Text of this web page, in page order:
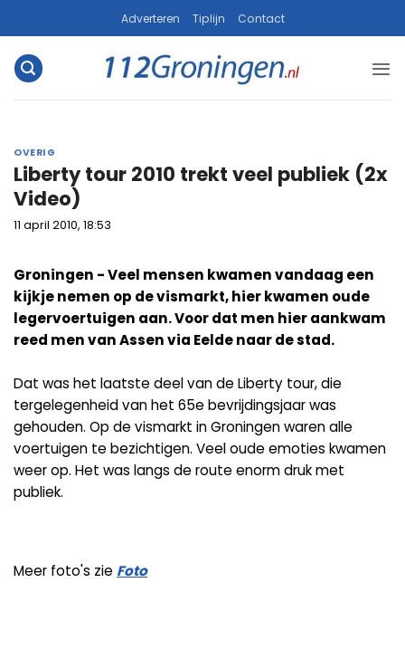
naar
inhoud
Adverteren Tiplijn Contact
OVERIG
Liberty tour 2010 trekt veel publiek (2x
Video)
11 april 2010, 18:53
Groningen - Veel mensen kwamen vandaag een
kijkje nemen op de vismarkt, hier kwamen oude
legervoertuigen aan. Voor dat men hier aankwam
reed men van Assen via Eelde naar de stad.
Dat was het laatste deel van de Liberty tour, die
tergelegenheid van het 65e bevrijdingsjaar was
gehouden. Op de vismarkt in Groningen waren alle
voertuigen te bezichtigen. Veel oude emoties kwamen
weer op. Het was langs de route enorm druk met
publiek.
Meer foto's zie Foto